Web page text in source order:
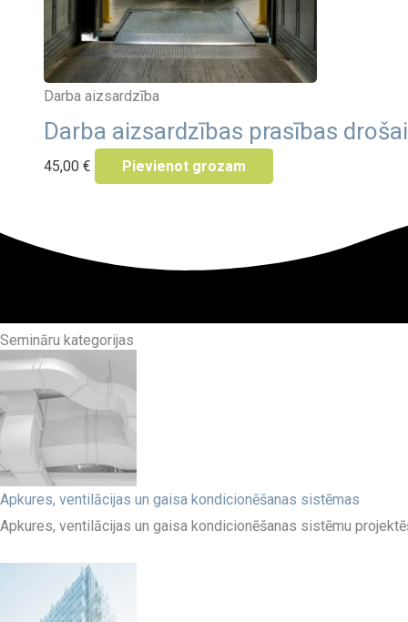
Darba aizsardzība
Darba aizsardzības prasības
45,00 € Pievienot grozam
Semināru kategorijas
Apkures, ventilācijas un gaisa kondicionēšanas sistēmas
Apkures, ventilācijas un gaisa kondicionēšanas sistēmu